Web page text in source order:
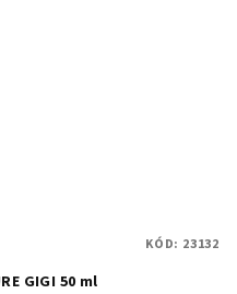
GIGI 50 ml
KÓD: 23132